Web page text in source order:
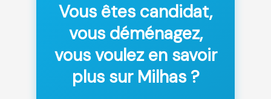
Vous êtes candidat,
vous déménagez,
vous voulez en savoir
plus sur Milhas ?